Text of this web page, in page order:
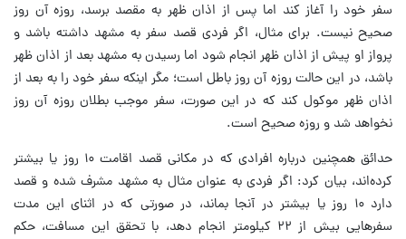
سفر خود را آغاز کند اما پس از اذان ظهر به مقصد برسد، روزه آن روز
صحیح نیست. برای مثال، اگر فردی قصد سفر به مشهد داشته باشد و
پرواز او پیش از اذان ظهر انجام شود اما رسیدن به مشهد بعد از اذان ظهر
باشد، در این حالت روزه آن روز باطل است؛ مگر اینکه سفر خود را به بعد از
اذان ظهر موکول کند که در این صورت، سفر موجب بطلان روزه آن روز
نخواهد شد و روزه صحیح است.
حدائق همچنین درباره افرادی که در مکانی قصد اقامت ۱۰ روز یا بیشتر
کرده‌اند، بیان کرد: اگر فردی به عنوان مثال به مشهد مشرف شده و قصد
دارد ۱۰ روز یا بیشتر در آنجا بماند، در صورتی که در اثنای این مدت
سفرهایی بیش از ۲۲ کیلومتر انجام دهد، با تحقق این مسافت، حکم